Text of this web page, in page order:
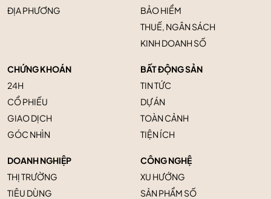
ĐỊA PHƯƠNG
BẢO HIỂM
THUẾ, NGÂN SÁCH
KINH DOANH SỐ
CHỨNG KHOÁN
24H
CỔ PHIẾU
GIAO DỊCH
GÓC NHÌN
BẤT ĐỘNG SẢN
TIN TỨC
DỰ ÁN
TOÀN CẢNH
TIỆN ÍCH
DOANH NGHIỆP
THỊ TRƯỜNG
TIÊU DÙNG
CÔNG NGHỆ
XU HƯỚNG
SẢN PHẨM SỐ